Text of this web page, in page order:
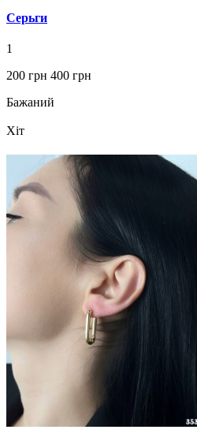
Серьги
1
200 грн 400 грн
Бажаний
Хіт